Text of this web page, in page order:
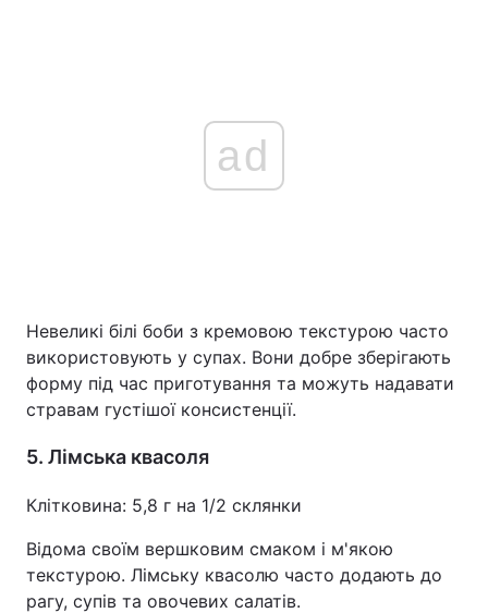
ad
Невеликі білі боби з кремовою текстурою часто
використовують у супах. Вони добре зберігають
форму під час приготування та можуть надавати
стравам густішої консистенції.
5. Лімська квасоля
Клітковина: 5,8 г на 1/2 склянки
Відома своїм вершковим смаком і м'якою
текстурою. Лімську квасолю часто додають до
рагу, супів та овочевих салатів.